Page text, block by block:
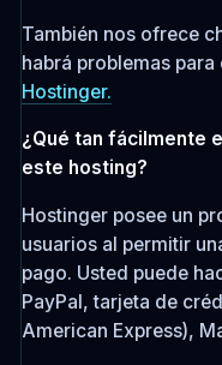
También nos ofrece
habrá problemas
Hostinger.
¿Qué tan fácilmente
este hosting?
Hostinger posee un
usuarios al permitir
pago. Usted puede
PayPal, tarjeta de
American Express),